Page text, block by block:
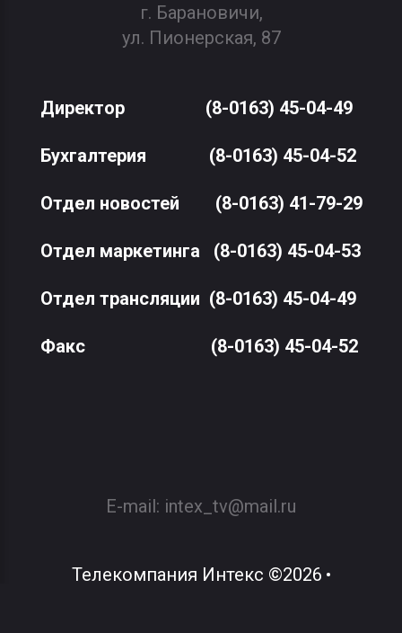
г. Барановичи,
ул. Пионерская, 87
Директор (8-0163) 45-04-49
Бухгалтерия (8-0163) 45-04-52
Отдел новостей (8-0163) 41-79-29
Отдел маркетинга (8-0163) 45-04-53
Отдел трансляции (8-0163) 45-04-49
Факс(8-0163) 45-04-52
E-mail: intex_tv@mail.ru
Телекомпания Интекс ©2026